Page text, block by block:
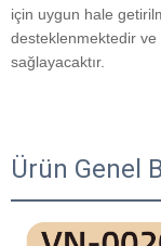
için uygun hale
desteklenmektedir
sağlayacaktır.
Ürün Genel